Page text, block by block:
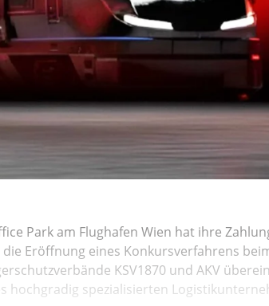
Park am Flughafen Wien hat ihre
Eröffnung eines Konkursverfahrens
KSV1870 und AKV
hochgradig spezialisierten